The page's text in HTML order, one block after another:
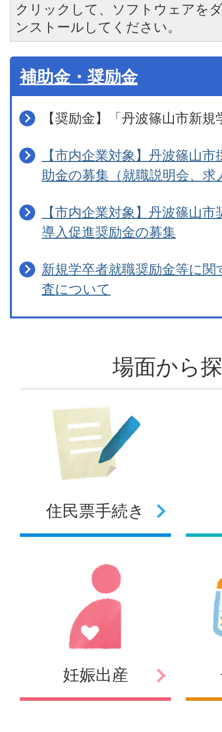
クリックして、ソフトウェアを
ンストールしてください。
補助金・奨励金
【奨励金】「丹波篠山市新
【市内企業対象】丹波篠山
助金の募集（就職説明会、求
【市内企業対象】丹波篠山
導入促進奨励金の募集
新規学卒者就職奨励金等に
査について
場面から
住民票手続き
妊娠出産